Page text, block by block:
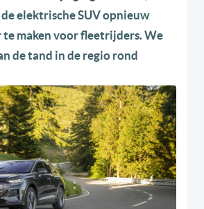
elektrische SUV opnieuw
maken voor fleetrijders. We
de tand in de regio rond